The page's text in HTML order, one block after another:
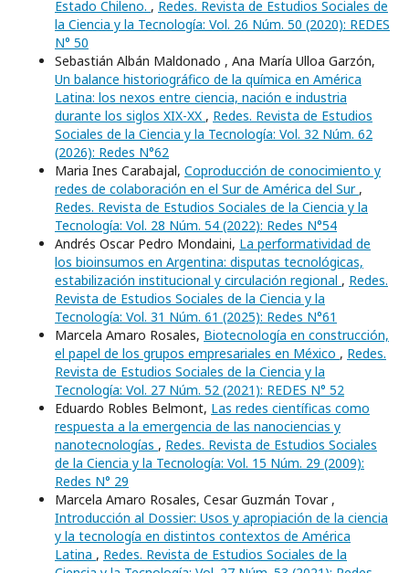
Estado Chileno. , Redes. Revista de Estudios Sociales de
la Ciencia y la Tecnología: Vol. 26 Núm. 50 (2020): REDES
N° 50
Sebastián Albán Maldonado , Ana María Ulloa Garzón,
Un balance historiográfico de la química en América
Latina: los nexos entre ciencia, nación e industria
durante los siglos XIX-XX , Redes. Revista de Estudios
Sociales de la Ciencia y la Tecnología: Vol. 32 Núm. 62
(2026): Redes N°62
Maria Ines Carabajal, Coproducción de conocimiento y
redes de colaboración en el Sur de América del Sur ,
Redes. Revista de Estudios Sociales de la Ciencia y la
Tecnología: Vol. 28 Núm. 54 (2022): Redes N°54
Andrés Oscar Pedro Mondaini, La performatividad de
los bioinsumos en Argentina: disputas tecnológicas,
estabilización institucional y circulación regional , Redes.
Revista de Estudios Sociales de la Ciencia y la
Tecnología: Vol. 31 Núm. 61 (2025): Redes N°61
Marcela Amaro Rosales, Biotecnología en construcción,
el papel de los grupos empresariales en México , Redes.
Revista de Estudios Sociales de la Ciencia y la
Tecnología: Vol. 27 Núm. 52 (2021): REDES N° 52
Eduardo Robles Belmont, Las redes científicas como
respuesta a la emergencia de las nanociencias y
nanotecnologías , Redes. Revista de Estudios Sociales
de la Ciencia y la Tecnología: Vol. 15 Núm. 29 (2009):
Redes N° 29
Marcela Amaro Rosales, Cesar Guzmán Tovar ,
Introducción al Dossier: Usos y apropiación de la ciencia
y la tecnología en distintos contextos de América
Latina , Redes. Revista de Estudios Sociales de la